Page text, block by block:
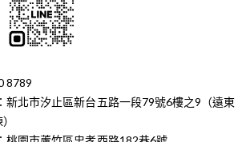
8789
新北市汐止區新台五路一段79號6樓之9（遠東